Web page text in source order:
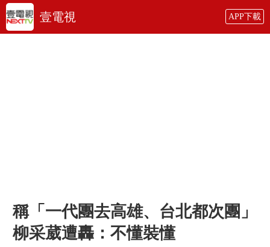
壹電視 APP下載
稱「一代團去高雄、台北都次團」
柳采葳遭轟：不懂裝懂